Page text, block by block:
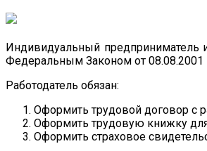
Индивидуальный предприниматель
Федеральным Законом от
Работодатель обязан:
Оформить трудовой договор с
Оформить трудовую книжку
Оформить страховое